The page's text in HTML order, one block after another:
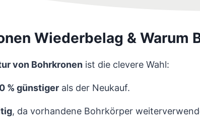
Wiederbelag & Warum
von Bohrkronen ist die clevere Wahl:
% günstiger als der Neukauf.
, da vorhandene Bohrkörper